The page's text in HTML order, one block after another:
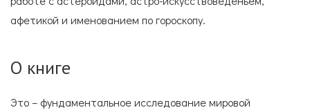
афетикой и именованием по гороскопу.
О книге
Это – фундаментальное исследование мировой